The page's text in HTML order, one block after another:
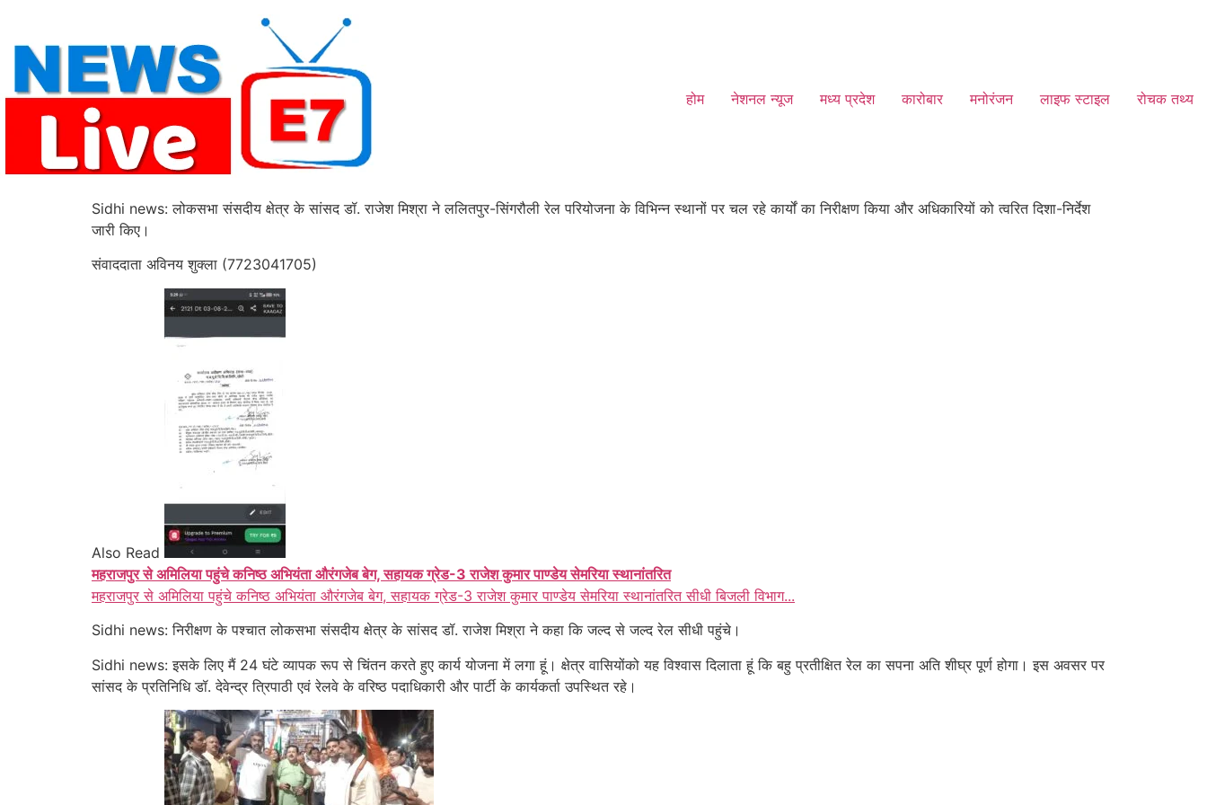
content
होम नेशनल न्यूज मध्य प्रदेश कारोबार मनोरंजन लाइफ स्टाइल रोचक तथ्य
Sidhi news: लोकसभा संसदीय क्षेत्र के सांसद डॉ. राजेश मिश्रा ने ललितपुर-सिंगरौली रेल परियोजना के विभिन्न स्थानों पर चल रहे कार्यों का निरीक्षण किया और अधिकारियों को त्वरित दिशा-निर्देश
जारी किए।
संवाददाता अविनय शुक्ला (7723041705)
Also Read
महराजपुर से अमिलिया पहुंचे कनिष्ठ अभियंता औरंगजेब बेग, सहायक ग्रेड-3 राजेश कुमार पाण्डेय सेमरिया स्थानांतरित
महराजपुर से अमिलिया पहुंचे कनिष्ठ अभियंता औरंगजेब बेग, सहायक ग्रेड-3 राजेश कुमार पाण्डेय सेमरिया स्थानांतरित सीधी बिजली विभाग...
Sidhi news: निरीक्षण के पश्चात लोकसभा संसदीय क्षेत्र के सांसद डॉ. राजेश मिश्रा ने कहा कि जल्द से जल्द रेल सीधी पहुंचे।
Sidhi news: इसके लिए मैं 24 घंटे व्यापक रूप से चिंतन करते हुए कार्य योजना में लगा हूं। क्षेत्र वासियोंको यह विश्वास दिलाता हूं कि बहु प्रतीक्षित रेल का सपना अति शीघ्र पूर्ण होगा। इस अवसर पर
सांसद के प्रतिनिधि डॉ. देवेन्द्र त्रिपाठी एवं रेलवे के वरिष्ठ पदाधिकारी और पार्टी के कार्यकर्ता उपस्थित रहे।